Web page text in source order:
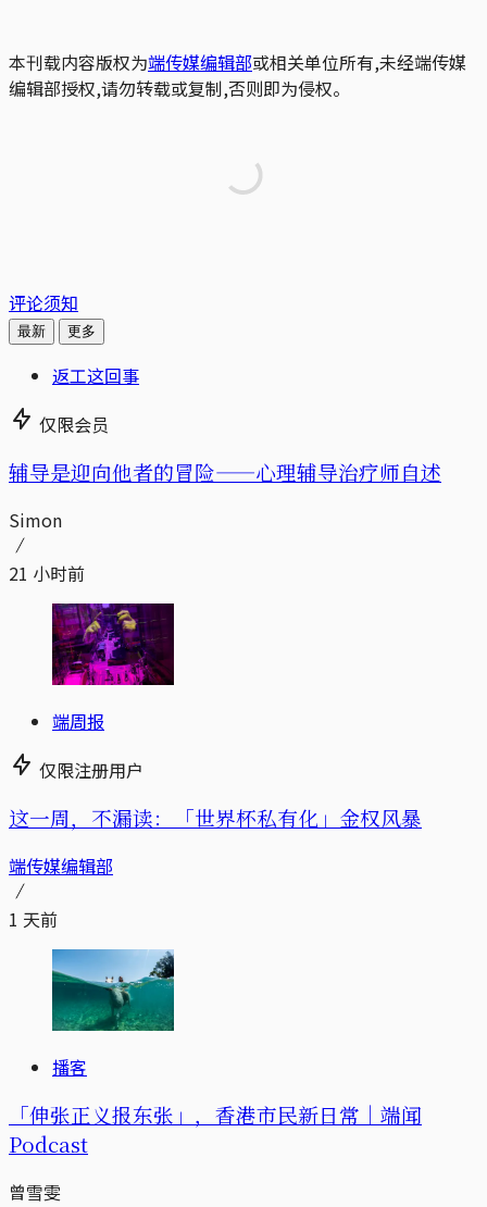
本刊载内容版权为端传媒编辑部或相关单位所有,未经端传媒
编辑部授权,请勿转载或复制,否则即为侵权。
评论须知
最新 更多
返工这回事
仅限会员
辅导是迎向他者的冒险——心理辅导治疗师自述
Simon
21 小时前
端周报
仅限注册用户
这一周，不漏读：「世界杯私有化」金权风暴
端传媒编辑部
1 天前
播客
「伸张正义报东张」，香港市民新日常｜端闻
Podcast
曾雪雯